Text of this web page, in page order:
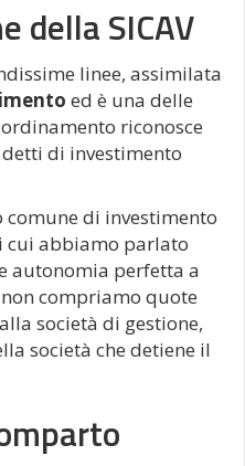
della SICAV
linee, assimilata
ed è una delle
riconosce
di investimento
comune di investimento
cui abbiamo parlato
autonomia perfetta a
compriamo quote
società di gestione,
società che detiene il